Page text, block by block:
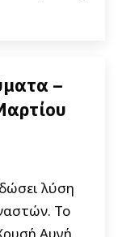
–
λύση
Το